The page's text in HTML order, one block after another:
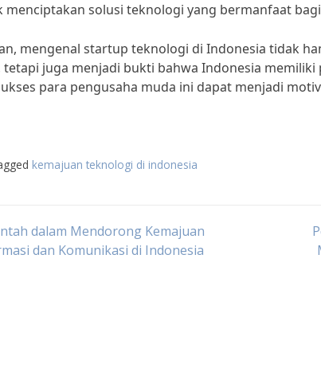
menciptakan solusi teknologi yang bermanfaat
mengenal startup teknologi di Indonesia tidak
tetapi juga menjadi bukti bahwa Indonesia
para pengusaha muda ini dapat menjadi
kemajuan teknologi di indonesia
dalam Mendorong Kemajuan
dan Komunikasi di Indonesia